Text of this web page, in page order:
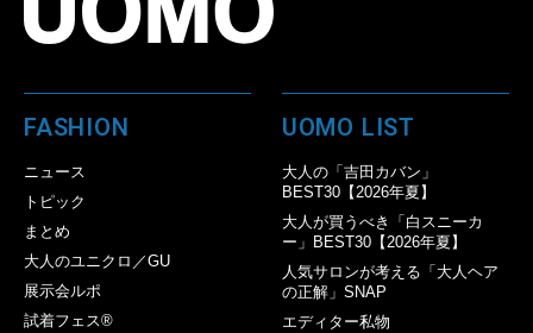
FASHION
ニュース
トピック
まとめ
大人のユニクロ／GU
展示会ルポ
試着フェス®︎
UOMO LIST
大人の「吉田カバン」
BEST30【2026年夏】
大人が買うべき「白スニーカ
ー」BEST30【2026年夏】
人気サロンが考える「大人ヘア
の正解」SNAP
エディター私物